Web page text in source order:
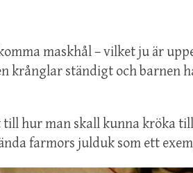
maskhål – vilket ju är
krånglar ständigt och barnen
till hur man skall kunna kröka till
farmors julduk som ett